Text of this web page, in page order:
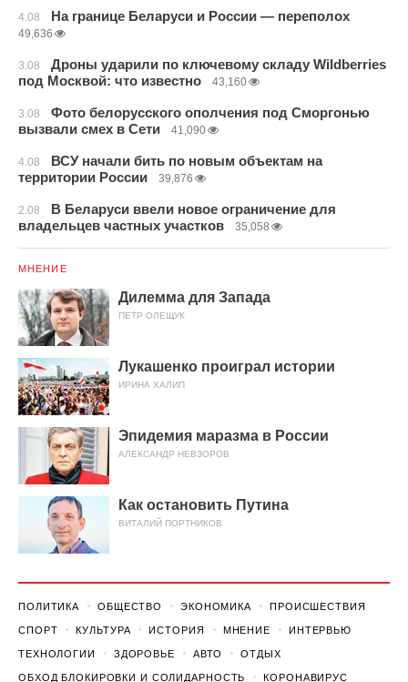
4.08 На границе Беларуси и России — переполох
49,636
3.08
Дроны ударили по ключевому складу Wildberries
под Москвой: что известно
43,160
3.08
Фото белорусского ополчения под Сморгонью
вызвали смех в Сети
41,090
4.08
ВСУ начали бить по новым объектам на
территории России
39,876
2.08
В Беларуси ввели новое ограничение для
владельцев частных участков
35,058
МНЕНИЕ
Дилемма для Запада
ПЕТР ОЛЕЩУК
Лукашенко проиграл истории
ИРИНА ХАЛИП
Эпидемия маразма в России
АЛЕКСАНДР НЕВЗОРОВ
Как остановить Путина
ВИТАЛИЙ ПОРТНИКОВ
ПОЛИТИКА ОБЩЕСТВО ЭКОНОМИКА ПРОИСШЕСТВИЯ
СПОРТ КУЛЬТУРА ИСТОРИЯ МНЕНИЕ ИНТЕРВЬЮ
ТЕХНОЛОГИИ ЗДОРОВЬЕ АВТО ОТДЫХ
ОБХОД БЛОКИРОВКИ И СОЛИДАРНОСТЬ КОРОНАВИРУС